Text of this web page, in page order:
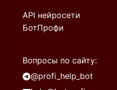
API нейросети
БотПрофи
Вопросы по сайту:
@profi_help_bot